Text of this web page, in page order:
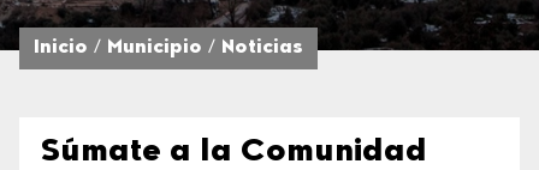
Inicio Municipio Noticias
Súmate a la Comunidad